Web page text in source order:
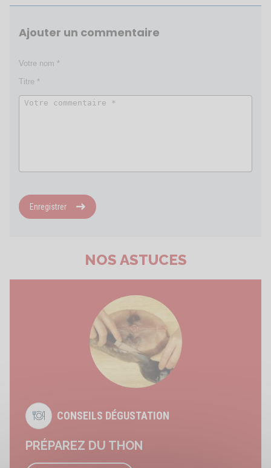
Ajouter un commentaire
Enregistrer
NOS ASTUCES
CONSEILS DÉGUSTATION
PRÉPAREZ DU THON